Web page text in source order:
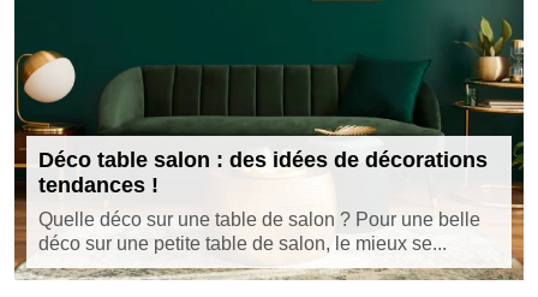
Déco table salon : des idées de décorations
tendances !
Quelle déco sur une table de salon ? Pour une belle
déco sur une petite table de salon, le mieux se...